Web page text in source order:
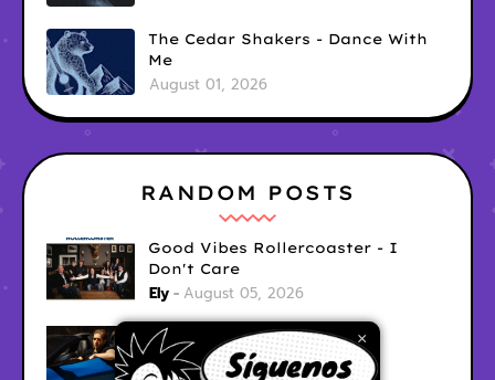
×
The Cedar Shakers - Dance With
Me
August 01, 2026
RANDOM POSTS
Good Vibes Rollercoaster - I
Don't Care
Ely August 05, 2026
Hyperwulf - FaceTime
Ely August 04, 2026